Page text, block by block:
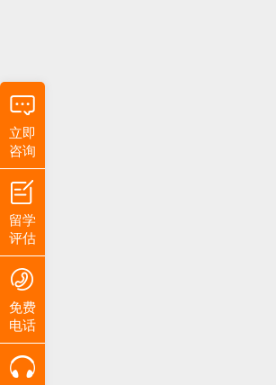
立即
咨询
留学
评估
免费
电话